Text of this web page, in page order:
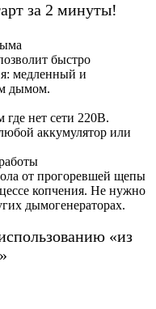
за 2 минуты!
быстро
медленный и
дымом.
нет сети 220В.
аккумулятор или
от прогоревшей щепы
копчения. Не нужно
дымогенераторах.
«из